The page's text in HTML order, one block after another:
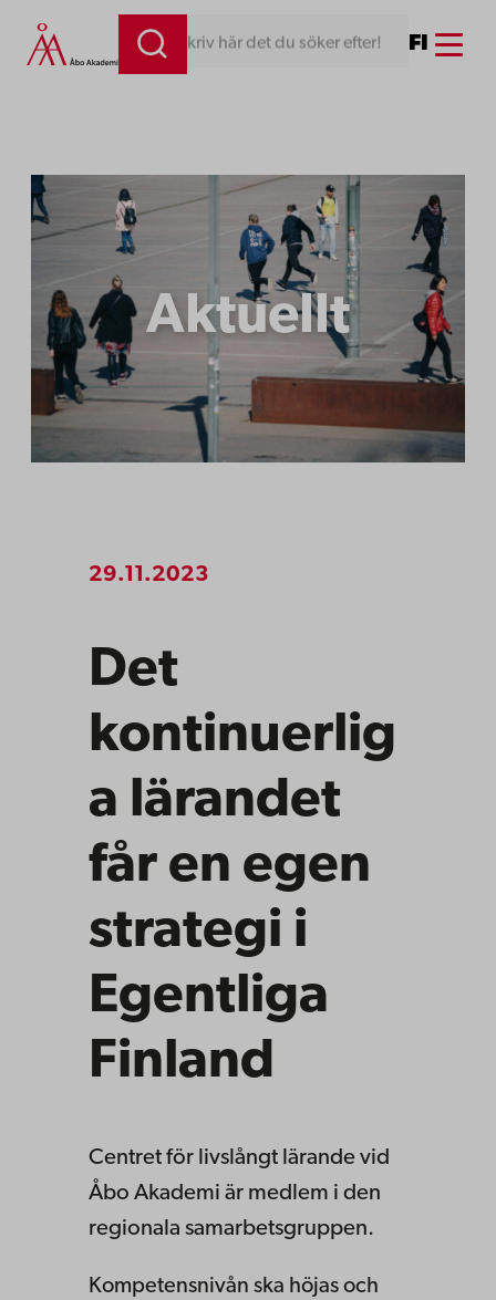
Hoppa
till
Skriv här det du söker efter! FI Menu
Aktuellt
29.11.2023
Det
kontinuerlig
a lärandet
får en egen
strategi i
Egentliga
Finland
Centret för livslångt lärande vid
Åbo Akademi är medlem i den
regionala samarbetsgruppen.
Kompetensnivån ska höjas och